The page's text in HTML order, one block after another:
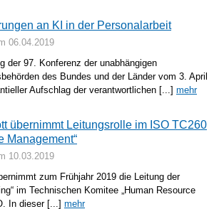
an KI in der Personalarbeit
06.04.2019
der 97. Konferenz der unabhängigen
des Bundes und der Länder vom 3. April
Aufschlag der verantwortlichen [...] mehr
übernimmt Leitungsrolle im ISO TC260
Management“
10.03.2019
zum Frühjahr 2019 die Leitung der
im Technischen Komitee „Human Resource
In dieser [...] mehr